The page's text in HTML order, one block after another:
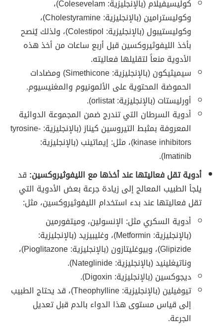
كوليسيفيلام (بالإنجليزية: Colesevelam)،
وكوليسترامين (بالإنجليزية: Cholestyramine)،
وكوليستيبول (بالإنجليزية: Colestipol)، ولذلك يُنصح
بأخذ الليفوثيروكسين قبل أربع ساعات من أخذ هذه
الأدوية منعاً لتقليلها فعاليته.
سيميثيكون (بالإنجليزية: Simethicone) ومضادات
الحموضة المحتوية على الألمونيوم والمغنيسيوم.
أورليستات (بالإنجليزية: orlistat).
أدوية السرطان التي تندرج ضمن المجموعة الدوائية
المعروفة بمثبط التيروسين كيناز (بالإنجليزية: tyrosine-
kinase inhibitors)، مثل: إيماتينب (بالإنجليزية:
Imatinib).
أدوية تقل فعاليتها عند أخذها مع الليفوثيروكسين: قد
يلجأ الطبيب المعالج إلى زيادة جرعة بعض الأدوية التي
تقل فعاليتها عند بدء استخدام الليفوثيروكسين، مثل:
أدوية السكري مثل: الإنسولين، وميتفورمين
(بالإنجليزية: Metformin)، وغليبيزيد (بالإنجليزية:
Glipizide)، وبيوغليتازون (بالإنجليزية: Pioglitazone)،
وناتيغلينيد (بالإنجليزية: Nateglinide).
ديجوكسين (بالإنجليزية: Digoxin).
تيوفيلين (بالإنجليزية: Theophylline)، قد يحتاج الطبيب
إلى قياس مستوى هذا الدواء بالدم قبل تعديل
الجرعة.